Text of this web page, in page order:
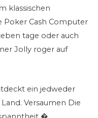
klassischen
Cash Computer
tage oder auch
Jolly roger auf
ein jedweder
Versaumen Die